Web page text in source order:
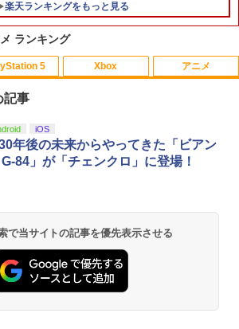
楽天ランキングをもっと見る
PS5コントローラー用 アナログスティッ
クカバープラス ブラック デュアルセン
ス デュアルショック対応 コロンバスサ
料】 【最強翌日配送】
￥980
ード ミラージュソフト:プレイステーシ
￥1,620
【中古】Wii Sports
￥350
派 ルール設定 食いタン 裏ドラ カンドラ
ピンフ
￥3,500
【中古】【未使用品】トイ・ストーリー
3 [DVDのみ]
￥4,327
ランキング
スプラトゥーン レイダース|オンライン
コード版
スプラトゥーン レイダース -Switch2
￥6,446
5
PlayStation 5 デジタル・エディション
日本語専用 Console Language: Japan
ese only (CFI-2200B01)
プロダクトコード 封入
￥7,286
Xbox
【純正品】Xbox ワイヤレス コントロー
ラー + USB-C® ケーブル
【純正品】Xbox ワイヤレス コントロー
￥7,681
アニメ
劇場版「鬼滅の刃」無限城編 第一章 猗
窩座再来 通常版 [Blu-ray]
劇場版「鬼滅の刃」無限城編 第一章 猗
窩座再来 通常版 [DVD]
￥3,523
記事
iOS
年後の未来からやってきた「ビアン
84」が「チェンクロ」に登場！
で当サイトの記事を優先表示させる